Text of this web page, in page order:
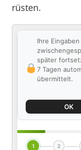
rüsten.
Ihre
später
7 Tagen
übermittelt.
OK
1 2